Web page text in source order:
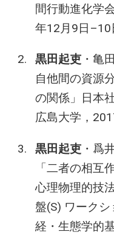
間行動進化学
年12月9日–10
黒田起吏・亀
自他間の資源
の関係」日本
広島大学，
黒田起吏・爲
「二者の相互
心理物理的技
盤(S) ワーク
経・生態学的